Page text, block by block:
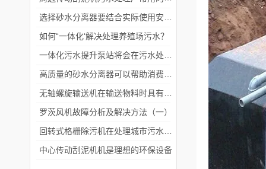
如何“一体化‘解决处理养殖场污水？
罗茨风机故障分析及解决方法（一）
中心传动刮泥机机是理想的环保设备